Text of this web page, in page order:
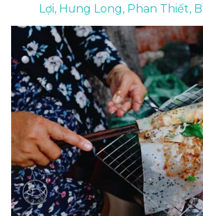
Lợi, Hưng Long, Phan Thiết,